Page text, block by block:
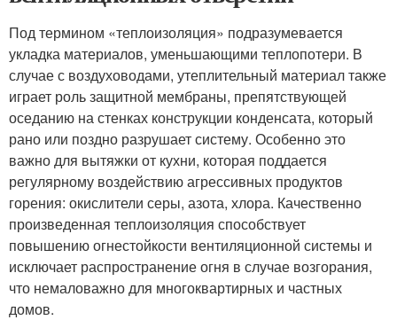
Под термином «теплоизоляция» подразумевается
укладка материалов, уменьшающими теплопотери. В
случае с воздуховодами, утеплительный материал также
играет роль защитной мембраны, препятствующей
оседанию на стенках конструкции конденсата, который
рано или поздно разрушает систему. Особенно это
важно для вытяжки от кухни, которая поддается
регулярному воздействию агрессивных продуктов
горения: окислители серы, азота, хлора. Качественно
произведенная теплоизоляция способствует
повышению огнестойкости вентиляционной системы и
исключает распространение огня в случае возгорания,
что немаловажно для многоквартирных и частных
домов.